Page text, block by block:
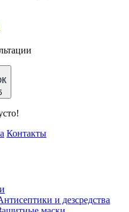
Контакты
и дезсредства